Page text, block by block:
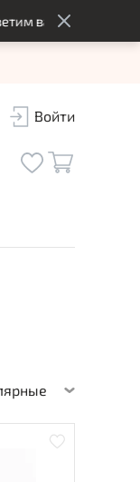
в оптимальный
Войти